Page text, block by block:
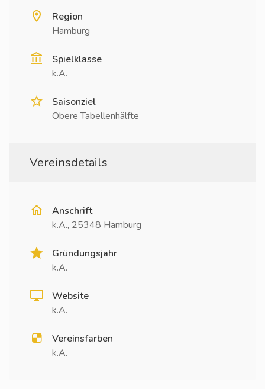
Region
Hamburg
Spielklasse
k.A.
Saisonziel
Obere Tabellenhälfte
Vereinsdetails
Anschrift
k.A., 25348 Hamburg
Gründungsjahr
k.A.
Website
k.A.
Vereinsfarben
k.A.